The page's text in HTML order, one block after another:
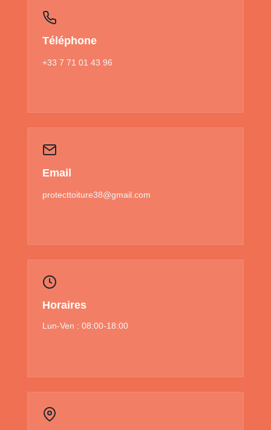
Téléphone
+33 7 71 01 43 96
Email
protecttoiture38@gmail.com
Horaires
Lun-Ven : 08:00-18:00